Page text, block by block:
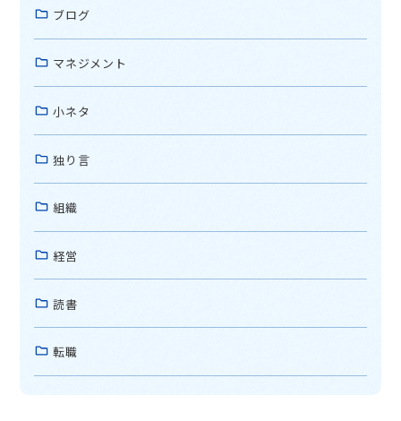
ブログ
マネジメント
小ネタ
独り言
組織
経営
読書
転職